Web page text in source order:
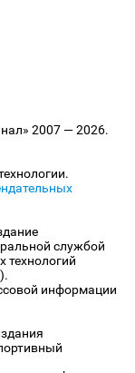
2007 — 2026.
службой
технологий
информации